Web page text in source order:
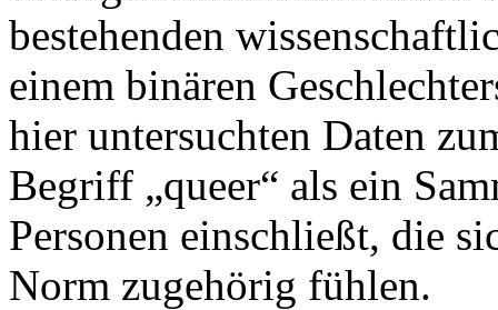
bestehenden
einem binären
hier untersuchten Daten
Begriff „queer“ als ein
Personen einschließt, die
Norm zugehörig fühlen.